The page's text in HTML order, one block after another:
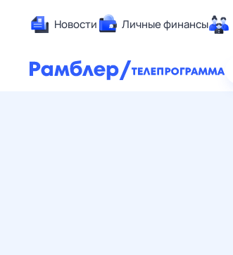
Новости Личные финансы